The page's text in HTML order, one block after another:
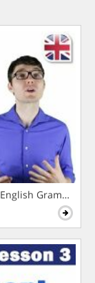
Grammar